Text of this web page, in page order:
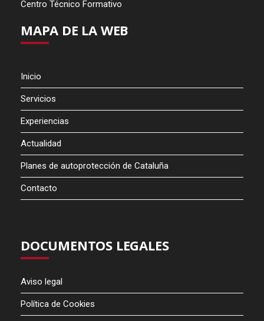
Centro Técnico Formativo
MAPA DE LA WEB
Inicio
Servicios
Experiencias
Actualidad
Planes de autoprotección de Cataluña
Contacto
DOCUMENTOS LEGALES
Aviso legal
Política de Cookies